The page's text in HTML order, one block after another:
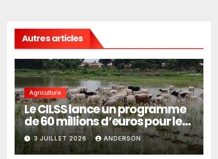
Autres articles
Agriculture
Le CILSS lance un programme
de 60 millions d’euros pour le
pastoralisme
3 JUILLET 2026 ANDERSON